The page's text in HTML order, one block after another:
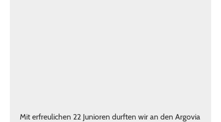
Mit erfreulichen 22 Junioren durften wir an den Argovia